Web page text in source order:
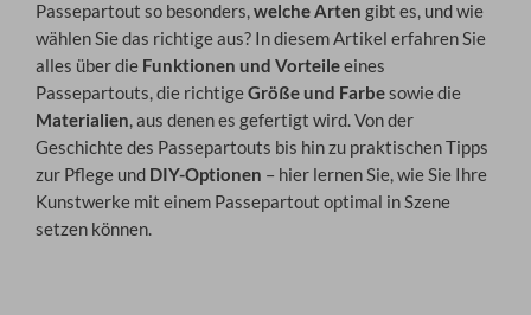
Passepartout so besonders,welche Arten gibt es, und wie
wählen Sie das richtige aus? In diesem Artikel erfahren Sie
alles über die Funktionen und Vorteileeines
Passepartouts, die richtigeGröße und Farbesowie die
Materialien, aus denen es gefertigt wird. Von der
Geschichte des Passepartouts bis hin zu praktischen Tipps
zur Pflege und DIY-Optionen – hier lernen Sie, wie Sie Ihre
Kunstwerke mit einem Passepartout optimal in Szene
setzen können.